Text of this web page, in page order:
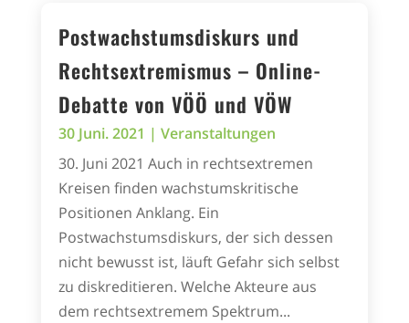
Postwachstumsdiskurs und
Rechtsextremismus – Online-
Debatte von VÖÖ und VÖW
30 Juni. 2021 | Veranstaltungen
30. Juni 2021 Auch in rechtsextremen
Kreisen finden wachstumskritische
Positionen Anklang. Ein
Postwachstumsdiskurs, der sich dessen
nicht bewusst ist, läuft Gefahr sich selbst
zu diskreditieren. Welche Akteure aus
dem rechtsextremem Spektrum...